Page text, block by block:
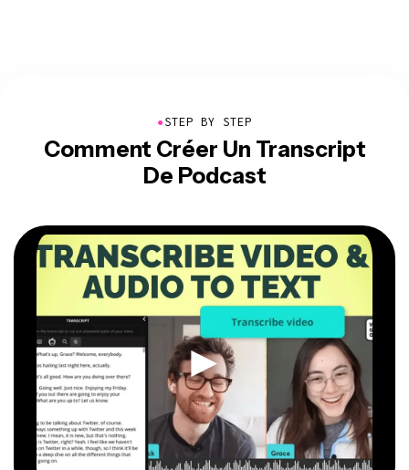
●STEP BY STEP
Comment Créer Un Transcript
De Podcast